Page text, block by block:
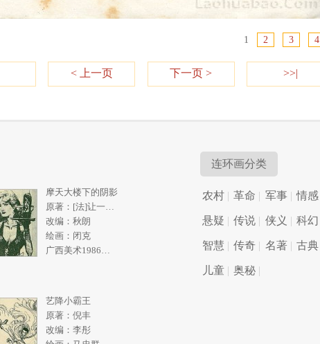
1 2 3 4
< 上一页 下一页 > >>|
摩天大楼下的阴影
改编：秋朗
绘画：闭克
艺降小霸王
原著：倪丰
改编：李彤
连环画分类
农村 革命 军事 情感
悬疑 传说 侠义 科幻
智慧 传奇 名著 古典
儿童 奥秘